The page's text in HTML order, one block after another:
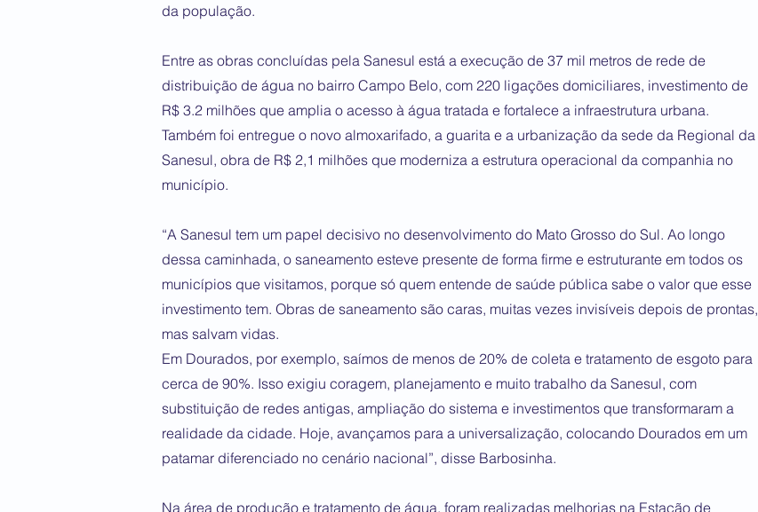
da população.
Entre as obras concluídas pela Sanesul está a execução de 37 mil metros de rede de
distribuição de água no bairro Campo Belo, com 220 ligações domiciliares, investimento de
R$ 3.2 milhões que amplia o acesso à água tratada e fortalece a infraestrutura urbana.
Também foi entregue o novo almoxarifado, a guarita e a urbanização da sede da Regional da
Sanesul, obra de R$ 2,1 milhões que moderniza a estrutura operacional da companhia no
município.
“A Sanesul tem um papel decisivo no desenvolvimento do Mato Grosso do Sul. Ao longo
dessa caminhada, o saneamento esteve presente de forma firme e estruturante em todos os
municípios que visitamos, porque só quem entende de saúde pública sabe o valor que esse
investimento tem. Obras de saneamento são caras, muitas vezes invisíveis depois de prontas,
mas salvam vidas.
Em Dourados, por exemplo, saímos de menos de 20% de coleta e tratamento de esgoto para
cerca de 90%. Isso exigiu coragem, planejamento e muito trabalho da Sanesul, com
substituição de redes antigas, ampliação do sistema e investimentos que transformaram a
realidade da cidade. Hoje, avançamos para a universalização, colocando Dourados em um
patamar diferenciado no cenário nacional”, disse Barbosinha.
Na área de produção e tratamento de água, foram realizadas melhorias na Estação de